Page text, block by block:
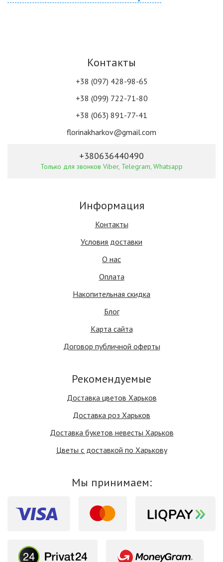
Контакты
+38 (097) 428-98-65
+38 (099) 722-71-80
+38 (063) 891-77-41
florinakharkov@gmail.com
+380636440490
Только для звонков Viber, Telegram, Whatsapp
Информация
Контакты
Условия доставки
О нас
Оплата
Накопительная скидка
Блог
Карта сайта
Договор публичной оферты
Рекомендуемые
Доставка цветов Харьков
Доставка роз Харьков
Доставка букетов невесты Харьков
Цветы с доставкой по Харькову
Мы принимаем: